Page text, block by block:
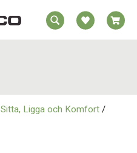
Sitta, Ligga och Komfort /